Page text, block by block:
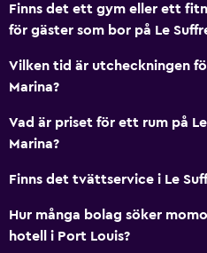
Te/kaffebryggare
Brödrost
Kaffemaskin
Grundläggande
Wifi tillgängligt i alla områden
Finns det ett gym eller ett
för gäster som bor på Le
Vilken tid är utcheckningen
Marina?
Vad är priset för ett rum på
Marina?
Finns det tvättservice i Le
Hur många bolag söker
hotell i Port Louis?